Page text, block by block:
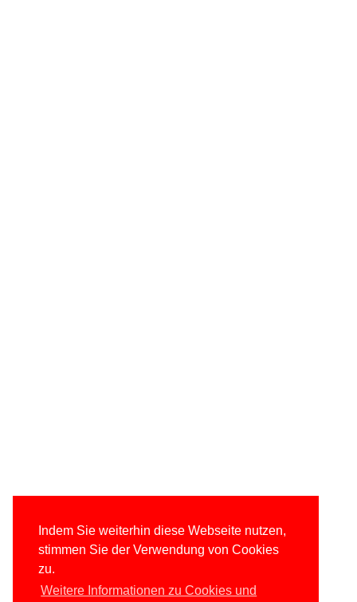
Indem Sie weiterhin diese Webseite nutzen,
stimmen Sie der Verwendung von Cookies
zu.
Weitere Informationen zu Cookies und